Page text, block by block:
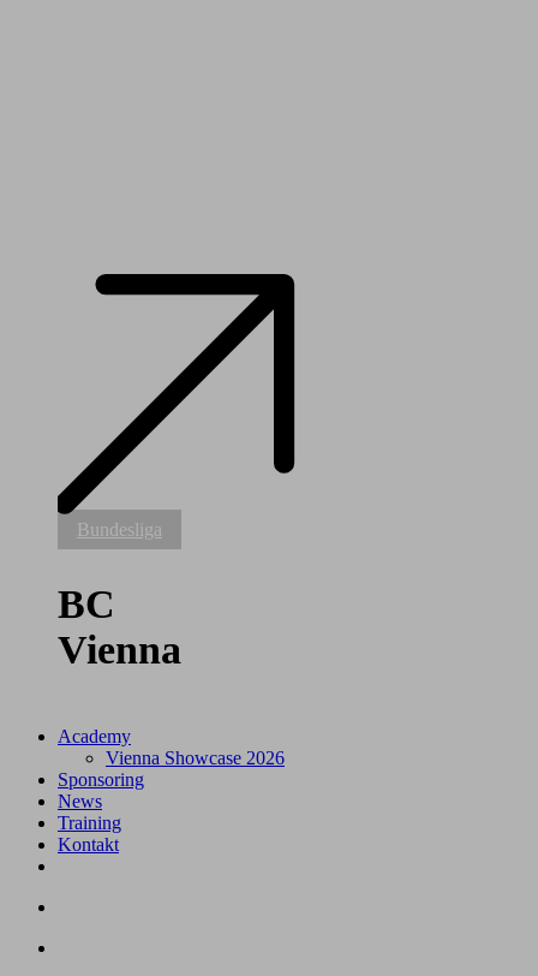
BC
Vienna
Bundesliga
BC
Vienna
Academy
Vienna Showcase 2026
Sponsoring
News
Training
Kontakt